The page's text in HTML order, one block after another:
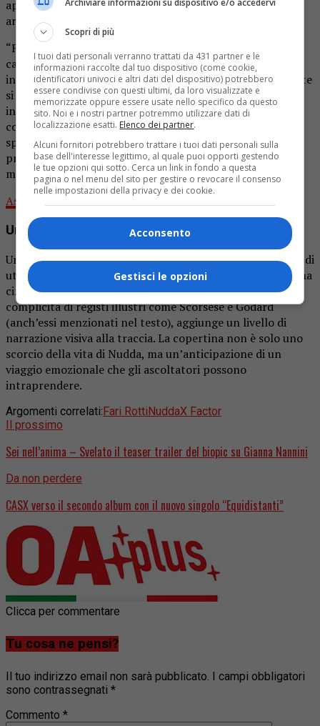
approfondiscono ulteriormente la sua espressione
artistica.
“Fari rotti” rappresenta una svolta significativa nella
carriera artistica di Nudda, evidenziando una ricerca
intensa di nuove sonorità. Le chitarre riverberate e distorte
si intrecciano con elementi di dream pop e alternative
indie, attingendo ispirazione dalle influenze americane
come d4vd, Cigarettes After Sex e Mitski. Questa
sperimentazione musicale conferisce al brano una
profondità emotiva unica, catturando l’essenza della
malinconia in modo intenso e delicato.
Ascolta qui“Fari rotti” il nuovo singolo di Nudda.
Una copertina cinematografica
Un elemento intrigante di “Fari rotti” è la scelta di Nudda di
utilizzare la sua figura come protagonista di una ‘locandina
cinematografica’. Questo approccio visivo, con la
complicità di registi illustri come Scorsese e Godard
(anch’essi menzionati nel testo), aggiunge un livello di
narrazione visiva alla traccia. La copertina non è solo uno
scorcio della vita di Nudda, ma un’anticipazione di un
viaggio emozionale che gli ascoltatori possono
intraprendere.
Argomenti correlati:Fari RottiNuddaX Factor
Il prossimo
Sei nell’anima – Svelato il teaser trailer del biopic su Gianna Nannini
Da non perdere
CASX verso il secondo album con il nuovo singolo “Equidistanti”
Clicca per commentare
Tu cosa ne pensi?
Il tuo indirizzo email non sarà pubblicato. I campi obbligatori
sono contrassegnati *
Commento *
Scopri di più
I tuoi dati personali verranno trattati da 431 partner e le
informazioni raccolte dal tuo dispositivo (come cookie,
identificatori univoci e altri dati del dispositivo) potrebbero
essere condivise con questi ultimi, da loro visualizzate e
memorizzate oppure essere usate nello specifico da questo
sito. Noi e i nostri partner potremmo utilizzare dati di
localizzazione esatti. Elenco dei partner.
Alcuni fornitori potrebbero trattare i tuoi dati personali sulla
base dell'interesse legittimo, al quale puoi opporti gestendo
le tue opzioni qui sotto. Cerca un link in fondo a questa
pagina o nel menu del sito per gestire o revocare il consenso
nelle impostazioni della privacy e dei cookie.
Acconsento
Gestisci le opzioni